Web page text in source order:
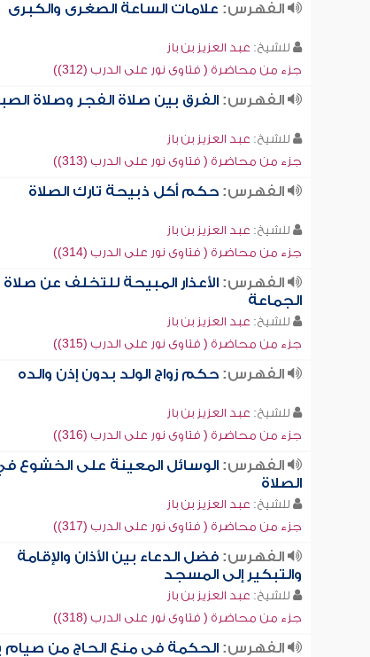
الفهرس: علامات الساعة الصغرى والكبرى
للشيخ: عبد العزيز بن باز
جزء من محاضرة ( فتاوى نور على الدرب (312))
الفهرس:الفرق بين صلاة الفجر وصلاة
للشيخ: عبد العزيز بن باز
جزء من محاضرة ( فتاوى نور على الدرب (313))
الفهرس:حكم أكل ذبيحة تارك الصلاة
للشيخ: عبد العزيز بن باز
جزء من محاضرة ( فتاوى نور على الدرب (314))
الفهرس:الأعذار المبيحة للتخلف عن صلاة
الجماعة
للشيخ: عبد العزيز بن باز
جزء من محاضرة ( فتاوى نور على الدرب (315))
الفهرس:حكم زواج الولد بدون إذن والده
للشيخ: عبد العزيز بن باز
جزء من محاضرة ( فتاوى نور على الدرب (316))
الفهرس:الوسائل المعينة على الخشوع
الصلاة
للشيخ: عبد العزيز بن باز
جزء من محاضرة ( فتاوى نور على الدرب (317))
الفهرس:فضل الدعاء بين الأذان والإقامة
والتبكير إلى المسجد
للشيخ: عبد العزيز بن باز
جزء من محاضرة ( فتاوى نور على الدرب (318))
الفهرس:الحكمة في منع الحاج من صيام